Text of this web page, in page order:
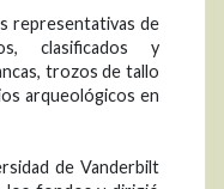
representativas de
clasificados y
trozos de tallo
arqueológicos en
de Vanderbilt